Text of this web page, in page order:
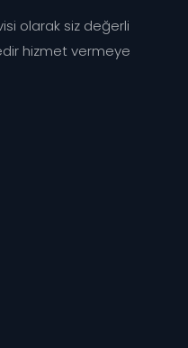
olarak siz değerli
hizmet vermeye